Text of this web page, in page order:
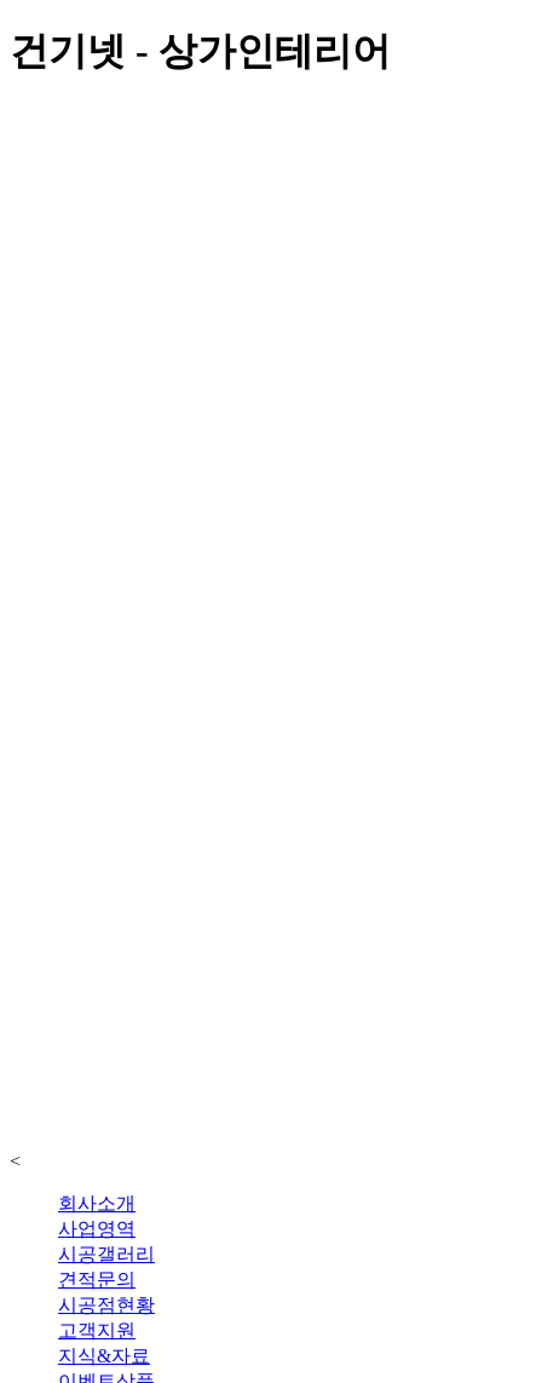
건기넷 - 상가인테리어
<
회사소개
사업영역
시공갤러리
견적문의
시공점현황
고객지원
지식&자료